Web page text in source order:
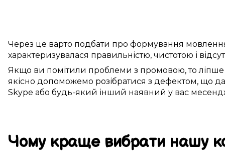
Через це варто подбати про формування
характеризувалася правильністю, чистотою і
Якщо ви помітили проблеми з промовою, толіпше
якісно допоможемо розібратися з дефектом, що
Skype або будь-який інший наявний у вас
Чому кращевибрати нашу